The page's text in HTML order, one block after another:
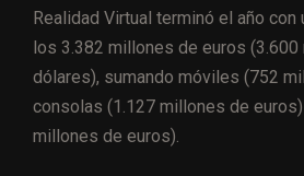
Realidad Virtual terminó el año con
los 3.382 millones de euros
dólares), sumando móviles (752
consolas (1.127 millones de euros)
millones de euros).